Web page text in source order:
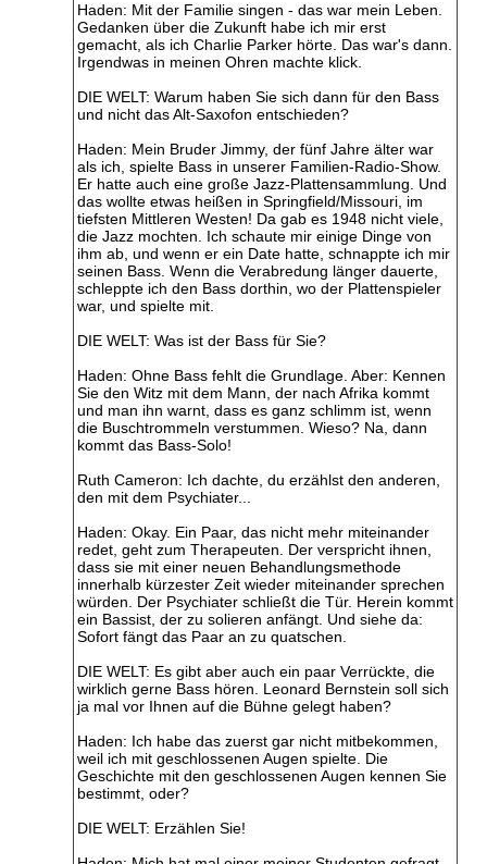
Haden: Mit der Familie singen - das war mein Leben.
Gedanken über die Zukunft habe ich mir erst
gemacht, als ich Charlie Parker hörte. Das war's dann.
Irgendwas in meinen Ohren machte klick.
DIE WELT: Warum haben Sie sich dann für den Bass
und nicht das Alt-Saxofon entschieden?
Haden: Mein Bruder Jimmy, der fünf Jahre älter war
als ich, spielte Bass in unserer Familien-Radio-Show.
Er hatte auch eine große Jazz-Plattensammlung. Und
das wollte etwas heißen in Springfield/Missouri, im
tiefsten Mittleren Westen! Da gab es 1948 nicht viele,
die Jazz mochten. Ich schaute mir einige Dinge von
ihm ab, und wenn er ein Date hatte, schnappte ich mir
seinen Bass. Wenn die Verabredung länger dauerte,
schleppte ich den Bass dorthin, wo der Plattenspieler
war, und spielte mit.
DIE WELT: Was ist der Bass für Sie?
Haden: Ohne Bass fehlt die Grundlage. Aber: Kennen
Sie den Witz mit dem Mann, der nach Afrika kommt
und man ihn warnt, dass es ganz schlimm ist, wenn
die Buschtrommeln verstummen. Wieso? Na, dann
kommt das Bass-Solo!
Ruth Cameron: Ich dachte, du erzählst den anderen,
den mit dem Psychiater...
Haden: Okay. Ein Paar, das nicht mehr miteinander
redet, geht zum Therapeuten. Der verspricht ihnen,
dass sie mit einer neuen Behandlungsmethode
innerhalb kürzester Zeit wieder miteinander sprechen
würden. Der Psychiater schließt die Tür. Herein kommt
ein Bassist, der zu solieren anfängt. Und siehe da:
Sofort fängt das Paar an zu quatschen.
DIE WELT: Es gibt aber auch ein paar Verrückte, die
wirklich gerne Bass hören. Leonard Bernstein soll sich
ja mal vor Ihnen auf die Bühne gelegt haben?
Haden: Ich habe das zuerst gar nicht mitbekommen,
weil ich mit geschlossenen Augen spielte. Die
Geschichte mit den geschlossenen Augen kennen Sie
bestimmt, oder?
DIE WELT: Erzählen Sie!